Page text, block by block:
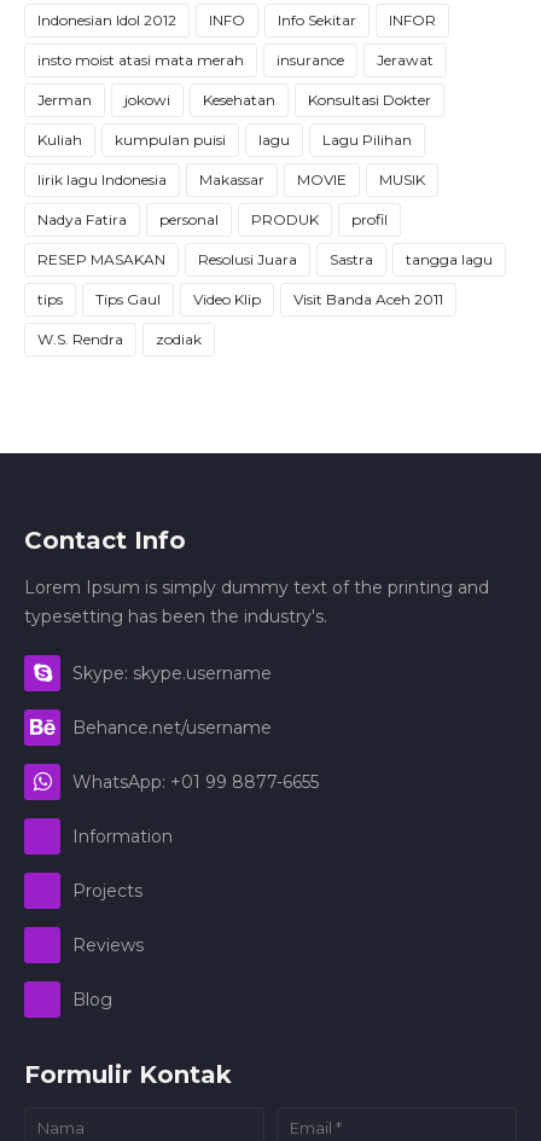
Indonesian Idol 2012 INFO Info Sekitar INFOR
insto moist atasi mata merah insurance Jerawat
Jerman jokowi Kesehatan Konsultasi Dokter
Kuliah kumpulan puisi lagu Lagu Pilihan
lirik lagu Indonesia Makassar MOVIE MUSIK
Nadya Fatira personal PRODUK profil
RESEP MASAKAN Resolusi Juara Sastra tangga lagu
tips Tips Gaul Video Klip Visit Banda Aceh 2011
W.S. Rendra zodiak
Contact Info
Lorem Ipsum is simply dummy text of the printing and
typesetting has been the industry's.
Skype: skype.username
Behance.net/username
WhatsApp: +01 99 8877-6655
Information
Projects
Reviews
Blog
Formulir Kontak